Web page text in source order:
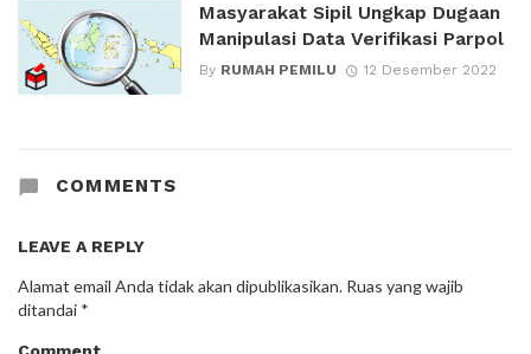
Masyarakat Sipil Ungkap Dugaan
Manipulasi Data Verifikasi Parpol
By RUMAH PEMILU 12 Desember 2022
COMMENTS
LEAVE A REPLY
Alamat email Anda tidak akan dipublikasikan. Ruas yang wajib
ditandai *